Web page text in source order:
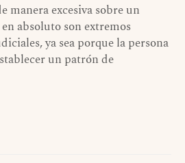
manera excesiva sobre un
absoluto son extremos
ya sea porque la persona
un patrón de